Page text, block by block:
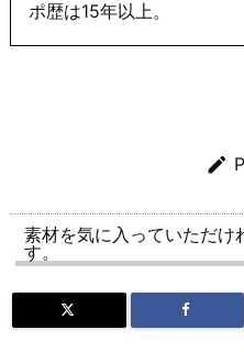
ポ歴は15年以上。

素材を気に入っていただけ
す。